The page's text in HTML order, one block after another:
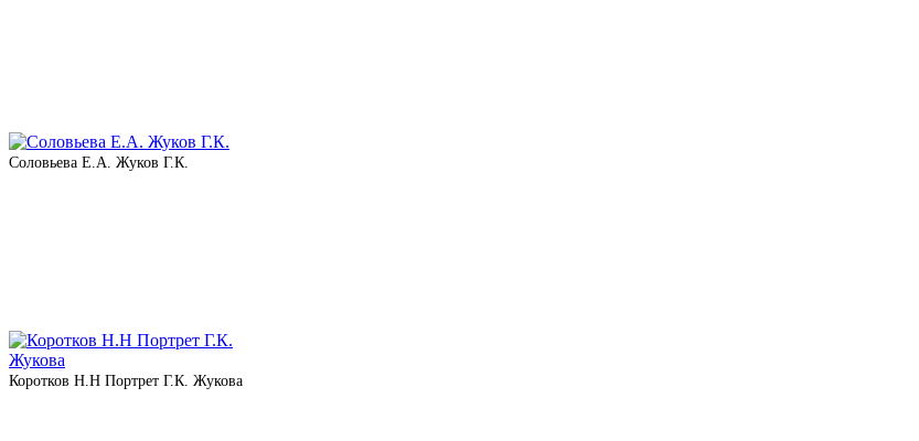
Соловьева Е.А. Жуков Г.К.
Коротков Н.Н Портрет Г.К. Жукова